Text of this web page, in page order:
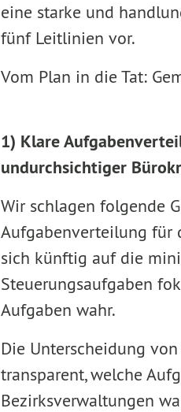
eine starke und
fünf Leitlinien vor.
Vom Plan in die Tat:
1) Klare
undurchsichtiger
Wir schlagen folgende
Aufgabenverteilung für
sich künftig auf die
Steuerungsaufgaben
Aufgaben wahr.
Die Unterscheidung
transparent, welche
Bezirksverwaltungen